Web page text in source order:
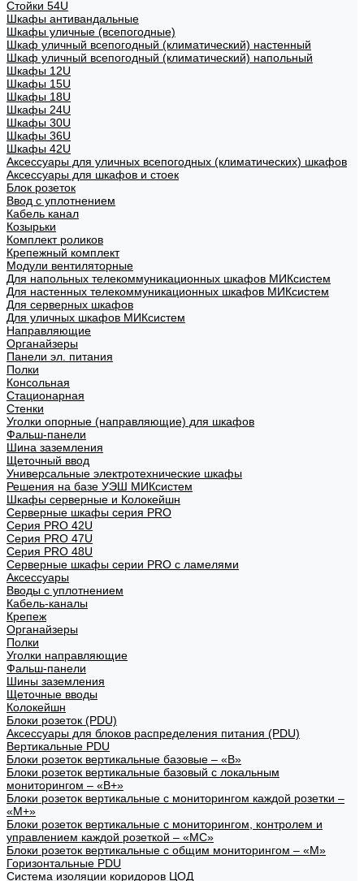
Стойки 54U
Шкафы антивандальные
Шкафы уличные (всепогодные)
Шкаф уличный всепогодный (климатический) настенный
Шкаф уличный всепогодный (климатический) напольный
Шкафы 12U
Шкафы 15U
Шкафы 18U
Шкафы 24U
Шкафы 30U
Шкафы 36U
Шкафы 42U
Аксессуары для уличных всепогодных (климатических) шкафов
Аксессуары для шкафов и стоек
Блок розеток
Ввод с уплотнением
Кабель канал
Козырьки
Комплект роликов
Крепежный комплект
Модули вентиляторные
Для напольных телекоммуникационных шкафов МИКсистем
Для настенных телекоммуникационных шкафов МИКсистем
Для серверных шкафов
Для уличных шкафов МИКсистем
Направляющие
Органайзеры
Панели эл. питания
Полки
Консольная
Стационарная
Стенки
Уголки опорные (направляющие) для шкафов
Фальш-панели
Шина заземления
Щеточный ввод
Универсальные электротехнические шкафы
Решения на базе УЭШ МИКсистем
Шкафы серверные и Колокейшн
Серверные шкафы серия PRO
Серия PRO 42U
Серия PRO 47U
Серия PRO 48U
Серверные шкафы серии PRO с ламелями
Аксессуары
Вводы с уплотнением
Кабель-каналы
Крепеж
Органайзеры
Полки
Уголки направляющие
Фальш-панели
Шины заземления
Щеточные вводы
Колокейшн
Блоки розеток (PDU)
Аксессуары для блоков распределения питания (PDU)
Вертикальные PDU
Блоки розеток вертикальные базовые – «В»
Блоки розеток вертикальные базовый с локальным
мониторингом – «В+»
Блоки розеток вертикальные с мониторингом каждой розетки –
«М+»
Блоки розеток вертикальные с мониторингом, контролем и
управлением каждой розеткой – «МС»
Блоки розеток вертикальные с общим мониторингом – «М»
Горизонтальные PDU
Система изоляции коридоров ЦОД